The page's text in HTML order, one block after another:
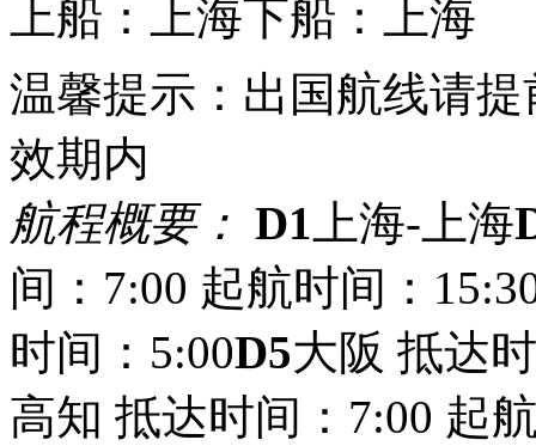
上船：上海下船：上海
温馨提示：出国航线请
效期内
航程概要： D1 上海-上海
间：7:00 起航时间：
时间：5:00D5大阪 抵达
高知 抵达时间：7:00 起